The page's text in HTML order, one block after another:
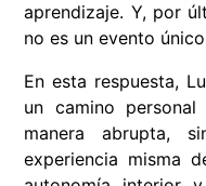
aprendizaje. Y, por
no es un evento
En esta respuesta,
un camino
manera abrupta,
experiencia misma